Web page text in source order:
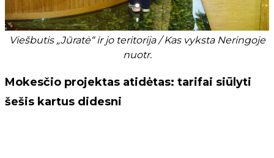
Viešbutis „Jūratė“ ir jo teritorija / Kas vyksta Neringoje
nuotr.
Mokesčio projektas atidėtas: tarifai siūlyti
šešis kartus didesni